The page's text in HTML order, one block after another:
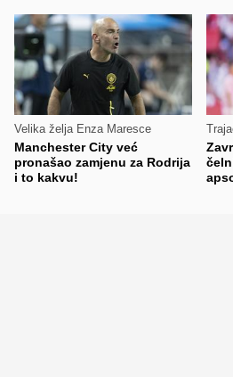
Velika želja Enza Maresce
Manchester City već
pronašao zamjenu za Rodrija
i to kakvu!